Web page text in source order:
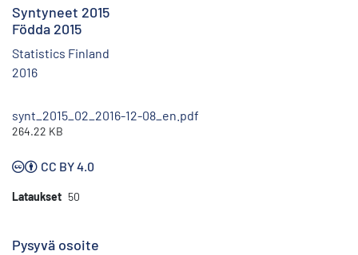
Syntyneet 2015
Födda 2015
Statistics Finland
2016
synt_2015_02_2016-12-08_en.pdf
264.22 KB
CC BY 4.0
Lataukset 50
Pysyvä osoite